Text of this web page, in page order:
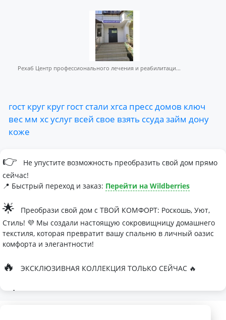
Рехаб Центр профессионального лечения и реабилитаци...
гост круг круг гост стали хгса прессдомов ключ
вес мм хсуслуг всей свое взять ссуда займ дону
коже
👉
Не упустите возможность преобразить свой дом прямо
сейчас!
📍 Быстрый переход и заказ: Перейти на Wildberries
🌟
Преобрази свой дом с ТВОЙ КОМФОРТ: Роскошь, Уют,
Стиль! 💜 Мы создали настоящую сокровищницу домашнего
текстиля, которая превратит вашу спальню в личный оазис
комфорта и элегантности!
🔥 ЭКСКЛЮЗИВНАЯ КОЛЛЕКЦИЯ ТОЛЬКО СЕЙЧАС 🔥
🛏